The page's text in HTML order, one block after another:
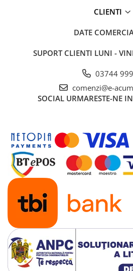
CLIENTI
DATE
SUPORT CLIENTI LUNI -
03744
comenzi@e-
SOCIAL URMARESTE-NE